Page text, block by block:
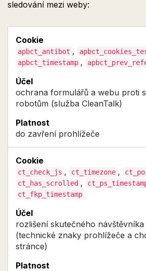
sledování mezi weby:
apbct_antibot ,
apbct_timestamp ,
ochrana formulářů a webu proti
robotům (služba CleanTalk)
do zavření prohlížeče
ct_check_js , ct_timezone ,
ct_has_scrolled ,
ct_fkp_timestamp
rozlišení skutečného
(technické znaky prohlížeče a
stránce)